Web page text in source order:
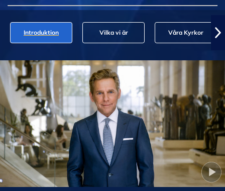
Introduktion Vilka vi är Våra Kyrkor